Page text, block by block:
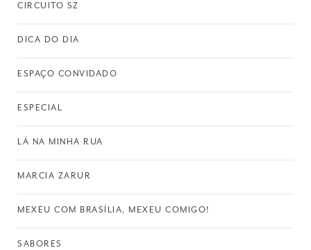
CIRCUITO SZ
DICA DO DIA
ESPAÇO CONVIDADO
ESPECIAL
LÁ NA MINHA RUA
MARCIA ZARUR
MEXEU COM BRASÍLIA, MEXEU COMIGO!
SABORES